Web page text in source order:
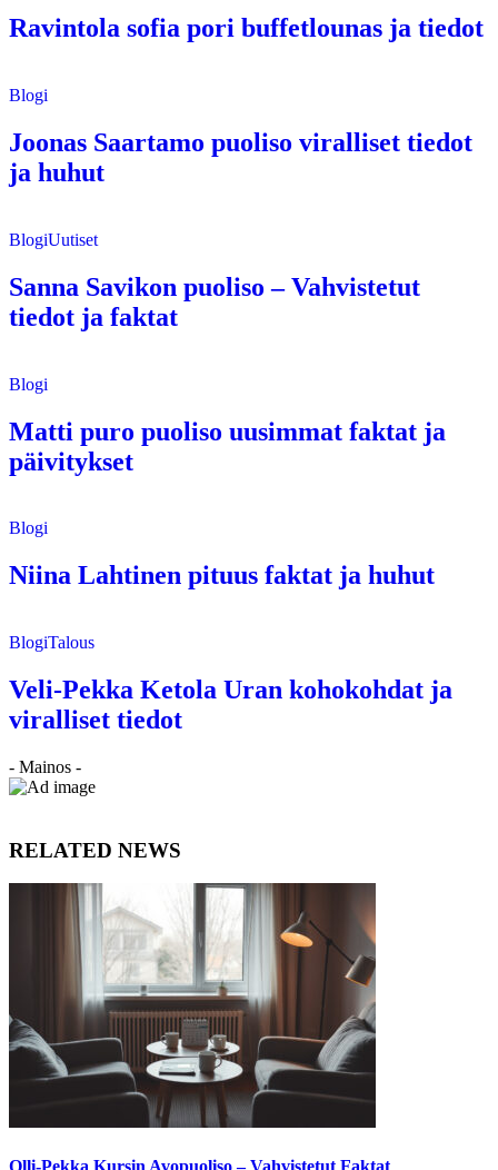
Ravintola sofia pori buffetlounas ja tiedot
Blogi
Joonas Saartamo puoliso viralliset tiedot
ja huhut
BlogiUutiset
Sanna Savikon puoliso – Vahvistetut
tiedot ja faktat
Blogi
Matti puro puoliso uusimmat faktat ja
päivitykset
Blogi
Niina Lahtinen pituus faktat ja huhut
BlogiTalous
Veli-Pekka Ketola Uran kohokohdat ja
viralliset tiedot
- Mainos -
RELATED NEWS
Olli-Pekka Kursin Avopuoliso – Vahvistetut Faktat